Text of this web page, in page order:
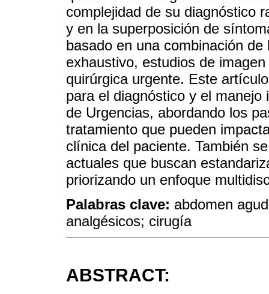
complejidad de su diagnóstico
y en la superposición de
basado en una combinación
exhaustivo, estudios de
quirúrgica urgente. Este
para el diagnóstico y el
de Urgencias, abordando los
tratamiento que pueden
clínica del paciente. También
actuales que buscan
priorizando un enfoque
Palabras clave: abdomen
analgésicos; cirugía
ABSTRACT: